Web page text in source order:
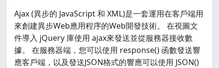
Ajax (異步的 JavaScript 和 XML)是一套運用在客戶端用
來創建異步Web應用程序的Web開發技術。 在視圖文
件導入 jQuery 庫使用 ajax來發送並從服務器接收數
據。 在服務器端，您可以使用 response() 函數發送響
應客戶端，以及發送JSON格式的響應可以使用 JSON()